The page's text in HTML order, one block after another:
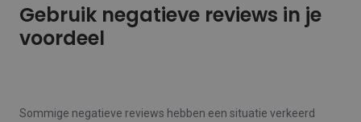
Gebruik negatieve reviews in je
voordeel
Sommige negatieve reviews hebben een situatie verkeerd